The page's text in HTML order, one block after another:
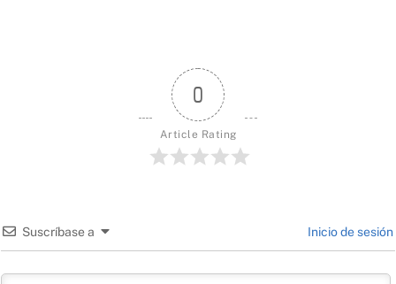
0
Article Rating
Suscríbase a Inicio de sesión